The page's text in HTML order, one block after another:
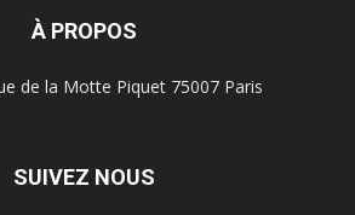
À PROPOS
de la Motte Piquet 75007 Paris
SUIVEZ NOUS